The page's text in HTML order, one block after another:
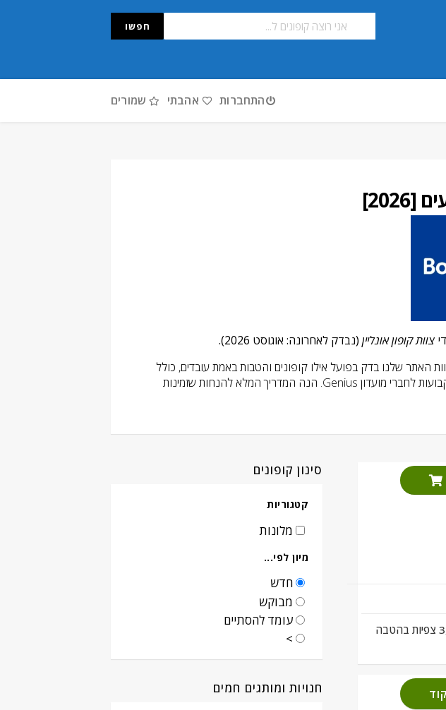
חפשו
שמורים אהבתי התחברות
צוות קופון אונליין (נבדק לאחרונה: אוגוסט 2026).
האתר שלנו בדק בפועל אילו קופונים והטבות באמת עובדים, כולל
קופון בוקינג 20% הנחה, קוד קופון מאסטרקארד של 4% לארנק בוקינג, והנחות קבועות לחברי מועדון Genius. הנה המדריך המלא להנחות שזמינות
סינון קופונים
קטגוריות
מלונות
מיון לפי...
חדש
מבוקש
עומד להסתיים
>
חנויות ומותגים חמים